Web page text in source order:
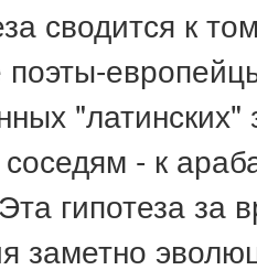
сводится к
поэты-
- к
гипотеза за
заметно